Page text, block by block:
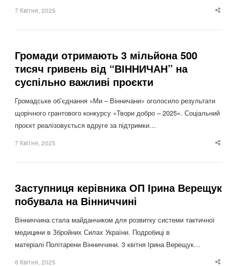
7 Квітня, 2025
Громади отримають 3 мільйона 500
тисяч гривень від “ВІННИЧАН” на
суспільно важливі проєкти
Громадське об’єднання «Ми – Вінничани» оголосило результати
щорічного грантового конкурсу «Твори добро – 2025». Соціальний
проєкт реалізовується вдруге за підтримки…
7 Квітня, 2025
Заступниця керівника ОП Ірина Верещук
побувала на Вінниччині
Вінниччина стала майданчиком для розвитку системи тактичної
медицини в Збройних Силах України. Подробиці в
матеріалі Політарени Вінниччини. 3 квітня Ірина Верещук…
6 Квітня, 2025